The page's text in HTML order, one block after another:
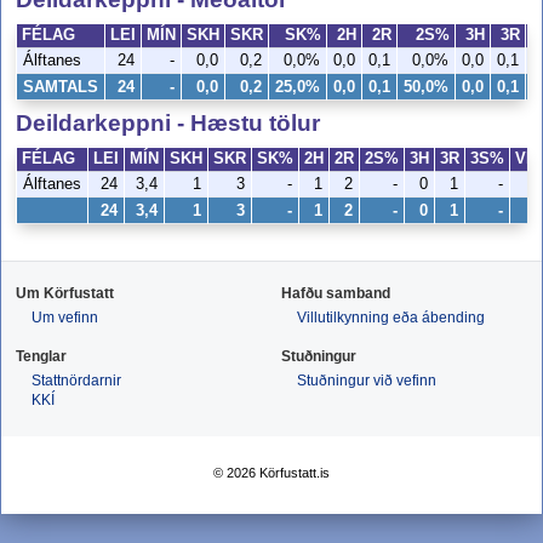
FÉLAG LEI MÍN SKH SKR SK% 2H 2R 2S% 3H 3R
Álftanes
24 - 0,0 0,2 0,0% 0,0 0,1 0,0% 0,0 0,1
SAMTALS 24 - 0,0 0,2 25,0% 0,0 0,1 50,0% 0,0 0,1
Deildarkeppni - Hæstu tölur
FÉLAG LEI MÍN SKH SKR SK% 2H 2R 2S% 3H 3R 3S%
VH
Álftanes
24 3,4 1 3 - 1 2 - 0 1 -
24 3,4 1 3 - 1 2 - 0 1 -
Um Körfustatt
Um vefinn
Hafðu samband
Villutilkynning eða ábending
Tenglar
Stattnördarnir
KKÍ
Stuðningur
Stuðningur við vefinn
© 2026 Körfustatt.is